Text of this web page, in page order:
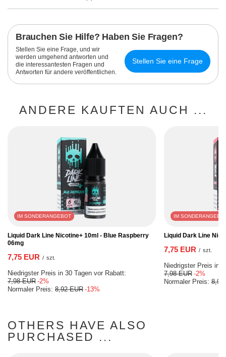
Brauchen Sie Hilfe? Haben Sie Fragen?
Stellen Sie eine Frage, und wir
werden umgehend antworten und
die interessantesten Fragen und
Antworten für andere veröffentlichen.
Stellen Sie eine Frage
ANDERE KAUFTEN AUCH ...
IM SONDERANGEBOT
Liquid Dark Line Nicotine+ 10ml - Blue Raspberry
06mg
7,75 EUR / szt.
Niedrigster Preis in 30 Tagen vor Rabatt:
7,98 EUR -2%
Normaler Preis: 8,92 EUR -13%
IM
Liquid Dark Line
7,75 EUR / szt.
Niedrigster Preis in
7,98 EUR -2%
Normaler Preis: 8,92
OTHERS HAVE ALSO
PURCHASED ...